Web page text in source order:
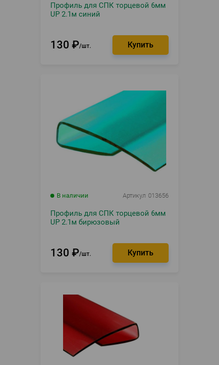
Профиль для СПК торцевой 6мм
UP 2.1м синий
130 ₽ шт.
В наличии Артикул 013656
Профиль для СПК торцевой 6мм
UP 2.1м бирюзовый
130 ₽ шт.